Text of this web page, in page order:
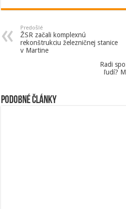
Predošlé
ŽSR začali komplexnú
rekonštrukciu železničnej stanice
v Martine
Radi
ľudí?
Podobné články